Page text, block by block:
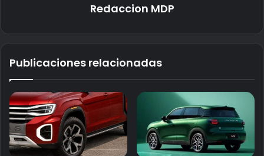
Redaccion MDP
Publicaciones relacionadas